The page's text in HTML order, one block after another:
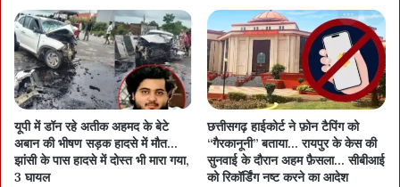
यूपी में डॉन रहे अतीक अहमद के बेटे
अबान की भीषण सड़क हादसे में मौत…
झांसी के पास हादसे में दोस्त भी मारा गया,
3 घायल
छत्तीसगढ़ हाईकोर्ट ने फ़ोन टैपिंग को
“गैरकानूनी” बताया… रायपुर के केस की
सुनवाई के दौरान अहम फ़ैसला… सीबीआई
को रिकॉर्डिंग नष्ट करने का आदेश